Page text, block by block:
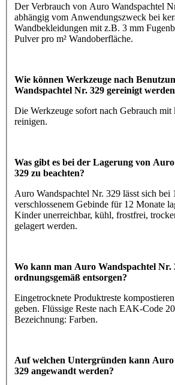
Der Verbrauch von Auro Wandspachtel
abhängig vom Anwendungszweck bei
Wandbekleidungen mit z.B. 3 mm
Pulver pro m² Wandoberfläche.
Wie können Werkzeuge nach
Wandspachtel Nr. 329 gereinigt
Die Werkzeuge sofort nach Gebrauch mit
reinigen.
Was gibt es bei der Lagerung von
329 zu beachten?
Auro Wandspachtel Nr. 329 lässt sich bei
verschlossenem Gebinde für 12 Monate
Kinder unerreichbar, kühl, frostfrei,
gelagert werden.
Wo kann man Auro Wandspachtel Nr.
ordnungsgemäß entsorgen?
Eingetrocknete Produktreste
geben. Flüssige Reste nach EAK-Code
Bezeichnung: Farben.
Auf welchen Untergründen kann
329 angewandt werden?